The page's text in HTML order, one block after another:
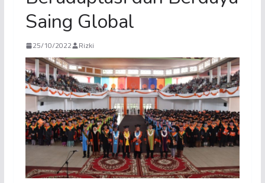
Saing Global
25/10/2022 Rizki